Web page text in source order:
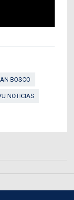
BOSCO
NOTICIAS